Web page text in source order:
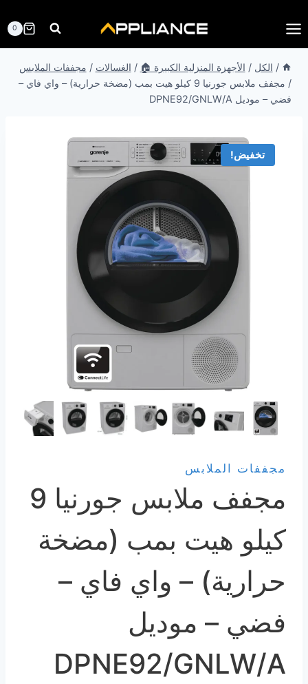
إلى
المحتوى
0
/ الكل / الأجهزة المنزلية الكبيرة 🏠 / الغسالات / مجففات الملابس
/
مجفف ملابس جورنيا 9 كيلو هيت بمب (مضخة حرارية) – واي فاي –
فضي – موديل DPNE92/GNLW/A
تخفيض!
مجففات الملابس
مجفف ملابس جورنيا 9
كيلو هيت بمب (مضخة
حرارية) – واي فاي –
فضي – موديل
DPNE92/GNLW/A